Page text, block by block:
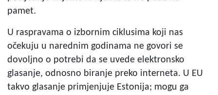
pamet.
U raspravama o izbornim ciklusima koji nas
očekuju u narednim godinama ne govori se
dovoljno o potrebi da se uvede elektronsko
glasanje, odnosno biranje preko interneta. U EU
takvo glasanje primjenjuje Estonija; mogu ga